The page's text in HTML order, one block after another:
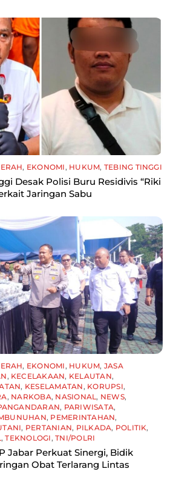
, EKONOMI , HUKUM, TEBING TINGGI
Desak Polisi Buru Residivis “Riki
Jaringan Sabu
, EKONOMI, HUKUM, JASA
, KECELAKAAN, KELAUTAN,
, KESELAMATAN, KORUPSI,
, NARKOBA, NASIONAL, NEWS,
, PARIWISATA,
, PEMERINTAHAN,
, PERTANIAN, PILKADA, POLITIK,
,TEKNOLOGI,TNI/POLRI
Jabar Perkuat Sinergi, Bidik
Obat Terlarang Lintas